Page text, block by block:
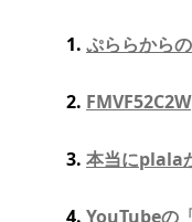
1. ぷららから
2. FMVF52C2W
3. 本当にplala
4. YouTubeの